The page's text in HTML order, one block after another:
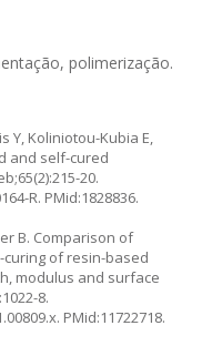
polimerização.
Y, Koliniotou-Kubia E,
and self-cured
20.
R. PMid:1828836.
B. Comparison of
of resin-based
modulus and surface
8.
PMid:11722718.